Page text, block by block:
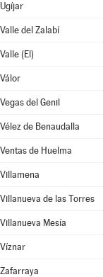
Ugíjar
Valle del Zalabí
Valle (El)
Válor
Vegas del Genil
Vélez de Benaudalla
Ventas de Huelma
Villamena
Villanueva de las Torres
Villanueva Mesía
Víznar
Zafarraya